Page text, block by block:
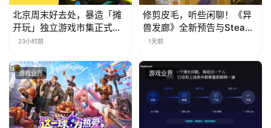
上
海
中
文
北京周末好去处，暴造「摊
开玩」独立游戏市集正式开
票！
23小时前
修剪皮毛，听些闲聊！《异
兽发廊》全新预告与Steam
免费试玩公开
1天前
游戏业界 游戏业界